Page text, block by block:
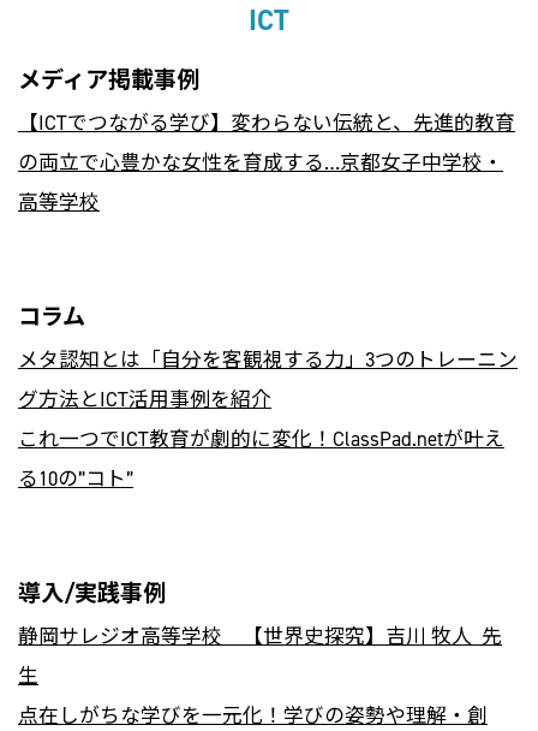
ICT
メディア掲載事例
【ICTでつながる学び】変わらない伝統と、先進的教育
の両立で心豊かな女性を育成する…京都女子中学校・
高等学校
コラム
メタ認知とは「自分を客観視する力」3つのトレーニン
グ方法とICT活用事例を紹介
これ一つでICT教育が劇的に変化！ClassPad.netが叶え
る10の”コト”
導入/実践事例
静岡サレジオ高等学校
【世界史探究】吉川 牧人 先
生
点在しがちな学びを一元化！学びの姿勢や理解・創